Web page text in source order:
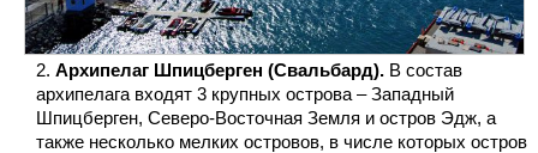
Архипелаг Шпицберген (Свальбард). В состав
архипелага входят 3 крупных острова – Западный
Шпицберген, Северо-Восточная Земля и остров Эдж, а
также несколько мелких островов, в числе которых остров